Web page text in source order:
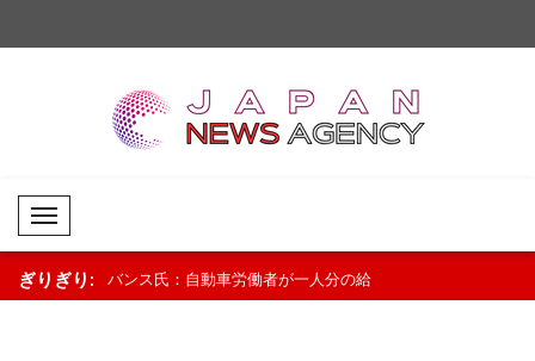
Mobil Menü
ぎりぎり:
一人分の給 メツォラ氏：私たちの文化と伝統を次